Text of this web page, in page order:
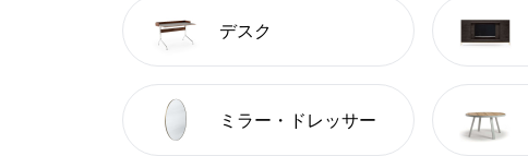
デスク
ミラー・ドレッサー